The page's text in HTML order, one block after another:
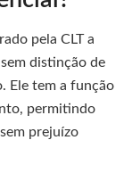
pela CLT a
distinção de
Ele tem a função
permitindo
prejuízo